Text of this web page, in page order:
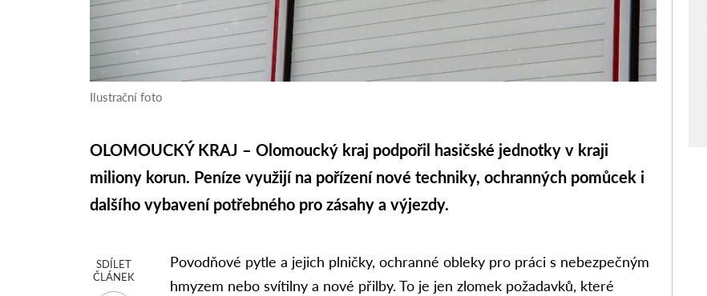
Ilustrační foto
OLOMOUCKÝ KRAJ – Olomoucký kraj podpořil hasičské jednotky v kraji
miliony korun. Peníze využijí na pořízení nové techniky, ochranných pomůcek i
dalšího vybavení potřebného pro zásahy a výjezdy.
SDÍLET
ČLÁNEK
Povodňové pytle a jejich plničky, ochranné obleky pro práci s nebezpečným
hmyzem nebo svítilny a nové přilby. To je jen zlomek požadavků, které